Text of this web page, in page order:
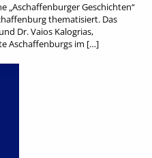
„Aschaffenburger Geschichten“
thematisiert. Das
Dr. Vaios Kalogrias,
Aschaffenburgs im […]